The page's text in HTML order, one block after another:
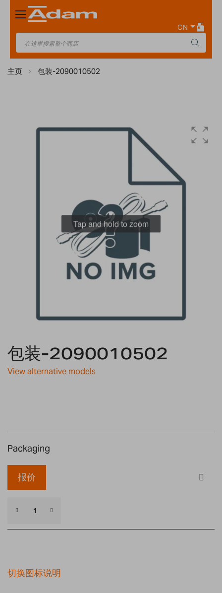
Toggle
Nav
CN
主页 包装-2090010502
Tap and hold to zoom
the
of
包装-2090010502
View alternative models
Packaging
报价
切换图标说明